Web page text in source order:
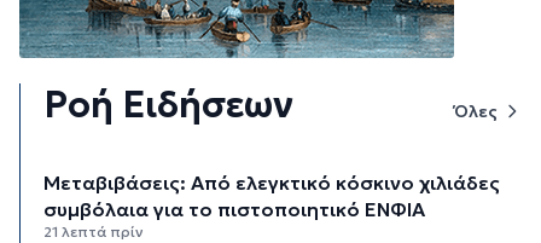
Ροή Ειδήσεων Όλες
Μεταβιβάσεις: Από ελεγκτικό κόσκινο χιλιάδες
συμβόλαια για το πιστοποιητικό ΕΝΦΙΑ
21 λεπτά πρίν